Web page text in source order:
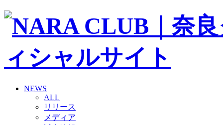
NEWS
ALL
リリース
メディア